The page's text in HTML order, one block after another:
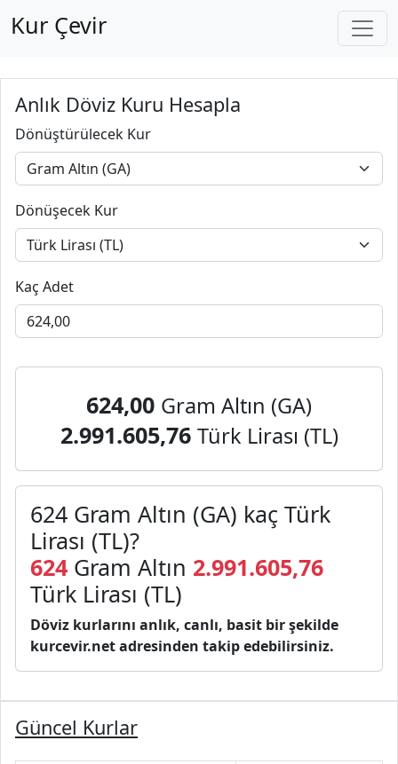
Kur Çevir
Anlık Döviz Kuru Hesapla
Dönüştürülecek Kur
Dönüşecek Kur
Kaç Adet
624,00 Gram Altın (GA)
2.991.605,76 Türk Lirası (TL)
624 Gram Altın (GA) kaç Türk
Lirası (TL)?
624 Gram Altın 2.991.605,76
Türk Lirası (TL)
Döviz kurlarını anlık, canlı, basit bir şekilde
kurcevir.net adresinden takip edebilirsiniz.
Güncel Kurlar